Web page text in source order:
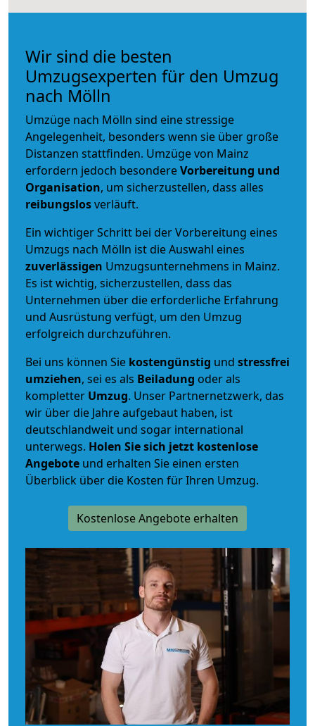
Wir sind die besten
Umzugsexperten für den Umzug
nach Mölln
Umzüge nach Mölln sind eine stressige
Angelegenheit, besonders wenn sie über große
Distanzen stattfinden. Umzüge von Mainz
erfordern jedoch besondereVorbereitung und
Organisation, um sicherzustellen, dass alles
reibungslosverläuft.
Ein wichtiger Schritt bei der Vorbereitung eines
Umzugs nach Mölln ist die Auswahl eines
zuverlässigen Umzugsunternehmens in Mainz.
Es ist wichtig, sicherzustellen, dass das
Unternehmen über die erforderliche Erfahrung
und Ausrüstung verfügt, um den Umzug
erfolgreich durchzuführen.
Bei uns können Sie kostengünstig und stressfrei
umziehen, sei es als Beiladung oder als
kompletter Umzug. Unser Partnernetzwerk, das
wir über die Jahre aufgebaut haben, ist
deutschlandweit und sogar international
unterwegs. Holen Sie sich jetzt kostenlose
Angebote und erhalten Sie einen ersten
Überblick über die Kosten für Ihren Umzug.
Kostenlose Angebote erhalten